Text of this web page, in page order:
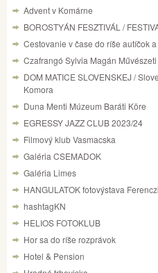
Advent v Komárne
BOROSTYÁN FESZTIVÁL /
Cestovanie v čase do ríše autíčok
Czafrangó Sylvia Magán
DOM MATICE SLOVENSKEJ /
Komora
Duna Menti Múzeum Baráti Köre
EGRESSY JAZZ CLUB 2023/24
Filmový klub Vasmacska
Galéria CSEMADOK
Galéria Limes
HANGULATOK fotovýstava
hashtagKN
HELIOS FOTOKLUB
Hor sa do ríše rozprávok
Hotel & Pension